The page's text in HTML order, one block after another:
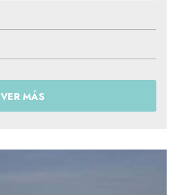
VER MÁS